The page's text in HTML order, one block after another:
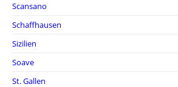
Scansano
Schaffhausen
Sizilien
Soave
St. Gallen